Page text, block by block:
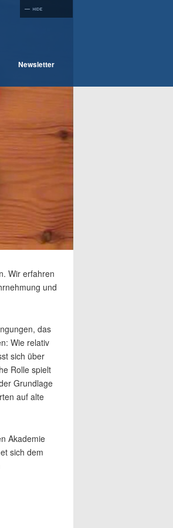
Newsletter
Wir erfahren
und
das
Wie relativ
sich über
Rolle spielt
Grundlage
auf alte
Akademie
sich dem